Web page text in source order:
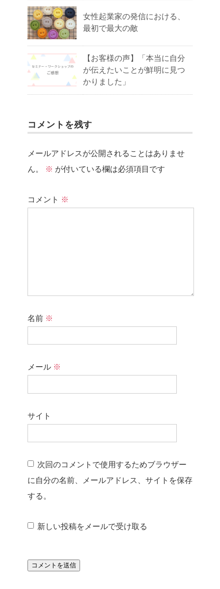
女性起業家の発信における、
最初で最大の敵
【お客様の声】「本当に自分
が伝えたいことが鮮明に見つ
かりました」
コメントを残す
メールアドレスが公開されることはありませ
ん。
※ が付いている欄は必須項目です
コメント ※
名前 ※
メール ※
サイト
次回のコメントで使用するためブラウザー
に自分の名前、メールアドレス、サイトを保存
する。
新しい投稿をメールで受け取る